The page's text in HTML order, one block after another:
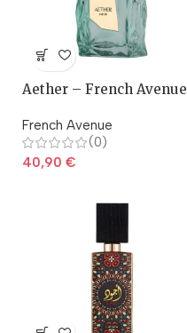
Aether – French Avenue
French Avenue
(0)
40,90 €